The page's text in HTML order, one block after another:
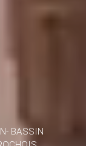
BASSIN